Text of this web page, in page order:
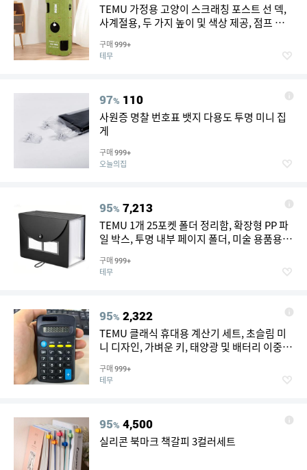
TEMU 가정용 고양이 스크래칭 포스트 선 덱,
사계절용, 두 가지 높이 및 색상 제공, 점프 플
스트 및 다양한 놀이 시나리오 지원, 가정에서
여러 반려동물을 위한 적합
구매 999+
테무
97% 110
사원증 명찰 번호표 뱃지 다용도 투명 미니 집
게
구매 999+
오늘의집
95% 7,213
TEMU 1개 25포켓 폴더 정리함, 확장형 PP 파
일 박스, 투명 내부 페이지 폴더, 미술 용품용
적합, 종이/파일/영수증 정리함
구매 999+
테무
95% 2,322
TEMU 클래식 휴대용 계산기 세트, 초슬림 미
니 디자인, 가벼운 키, 태양광 및 배터리 이중
구매 999+
테무
95% 4,500
실리콘 북마크 책갈피 3컬러세트